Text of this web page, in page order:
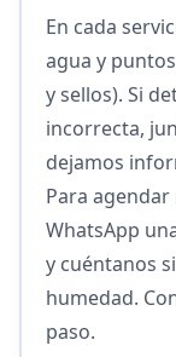
En cada
agua y
y sellos). Si
incorrecta,
dejamos
Para
WhatsApp
y cuéntanos
humedad.
paso.